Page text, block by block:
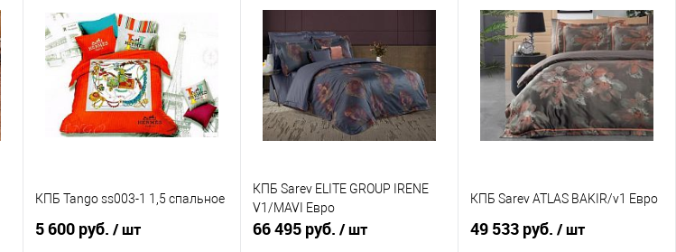
Купить в 1 клик
Сравнение
В избранное
В наличии
Купить в 1 клик
Сравнение
В избранное
В наличии
Купить в 1 клик
Сравнение
В избранное
В наличии
КПБ Tango ss003-1 1,5 спальное
5 600 руб. / шт
КПБ Sarev ELITE GROUP IRENE
V1/MAVI Евро
66 495 руб. / шт
КПБ Sarev ATLAS BAKIR/v1 Евро
49 533 руб. / шт